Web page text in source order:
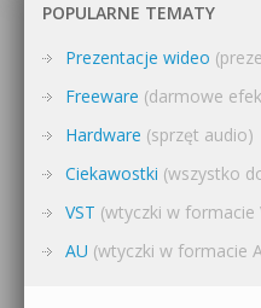
POPULARNE TEMATY
Prezentacje wideo
Freeware (darmowe
Hardware (sprzęt audio)
Ciekawostki (wszystko
VST (wtyczki w formacie
AU (wtyczki w formacie